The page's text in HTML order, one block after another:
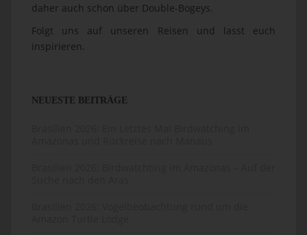
daher auch schon über Double-Bogeys.
Folgt uns auf unseren Reisen und lasst euch
inspirieren.
NEUESTE BEITRÄGE